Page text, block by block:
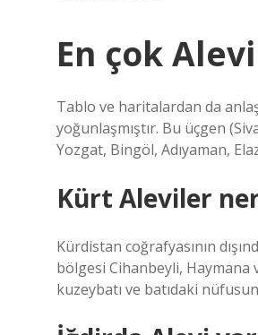
En çok
Tablo ve haritalardan da
yoğunlaşmıştır. Bu üçgen
Yozgat, Bingöl, Adıyaman,
Kürt Aleviler
Kürdistan coğrafyasının
bölgesi Cihanbeyli, Haymana
kuzeybatı ve batıdaki